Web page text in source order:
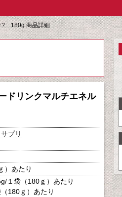
? 180g 商品詳細
ドリンクマルチエネル
プリ
）あたり
１袋（180ｇ）あたり
180ｇ）あたり